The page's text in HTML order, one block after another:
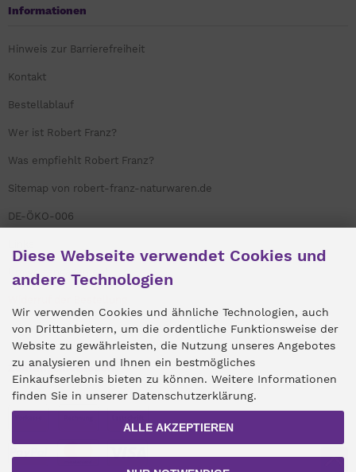
Informationen
Hinweis zur Barrierefreiheit
Kontakt
Bestellablauf
Wer ist Robert Franz?
Was empfiehlt Robert Franz?
Sitemap von robert-franz-naturwaren.de
DE-ÖKO-006
Umweltengagement
Zahlungsmethoden
Diese Webseite verwendet Cookies und
andere Technologien
Wir verwenden Cookies und ähnliche Technologien, auch
von Drittanbietern, um die ordentliche Funktionsweise der
Website zu gewährleisten, die Nutzung unseres Angebotes
zu analysieren und Ihnen ein bestmögliches
Einkaufserlebnis bieten zu können. Weitere Informationen
finden Sie in unserer Datenschutzerklärung.
ALLE AKZEPTIEREN